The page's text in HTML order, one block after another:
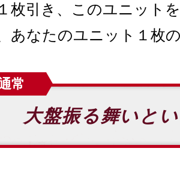
枚引き、このユニット
あなたのユニット１枚
常
大盤振る舞いと